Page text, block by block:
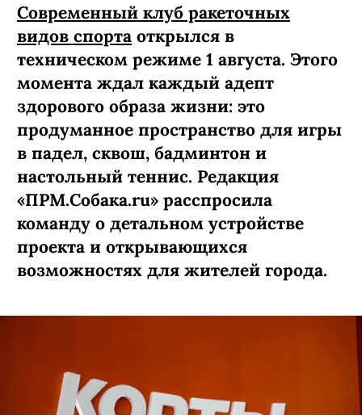
Современный клуб ракеточных
видов спорта открылся в
техническом режиме 1 августа. Этого
момента ждал каждый адепт
здорового образа жизни: это
продуманное пространство для игры
в падел, сквош, бадминтон и
настольный теннис. Редакция
«ПРМ.Собака.ru» расспросила
команду о детальном устройстве
проекта и открывающихся
возможностях для жителей города.